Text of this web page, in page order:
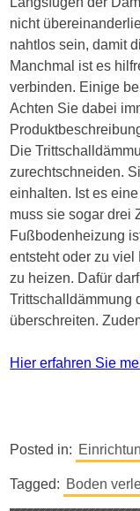
nicht
nahtlos sein, damit
Manchmal ist es
verbinden. Einige
Achten Sie dabei
Die
zurechtschneiden.
einhalten. Ist es
muss sie sogar drei
Fußbodenheizung
entsteht oder zu
zu heizen. Dafür
Trittschalldämmung
überschreiten.
Hier erfahren Sie
Posted in:
Tagged: Boden